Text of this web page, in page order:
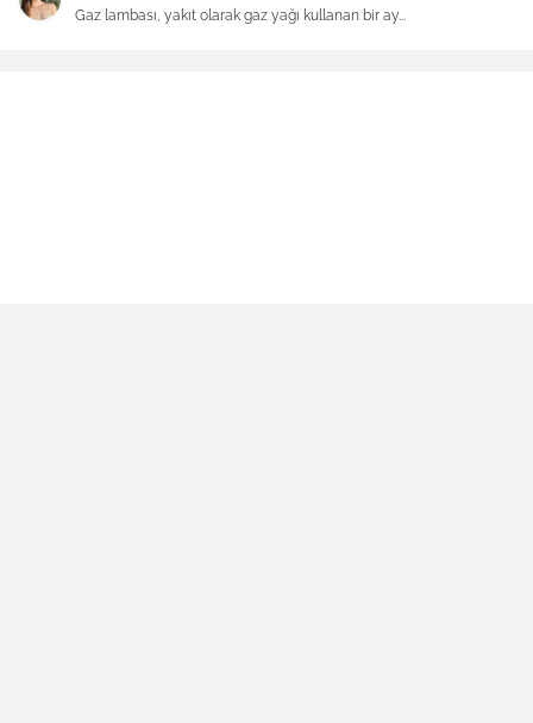
Gaz lambası, yakıt olarak gaz yağı kullanan bir ay...